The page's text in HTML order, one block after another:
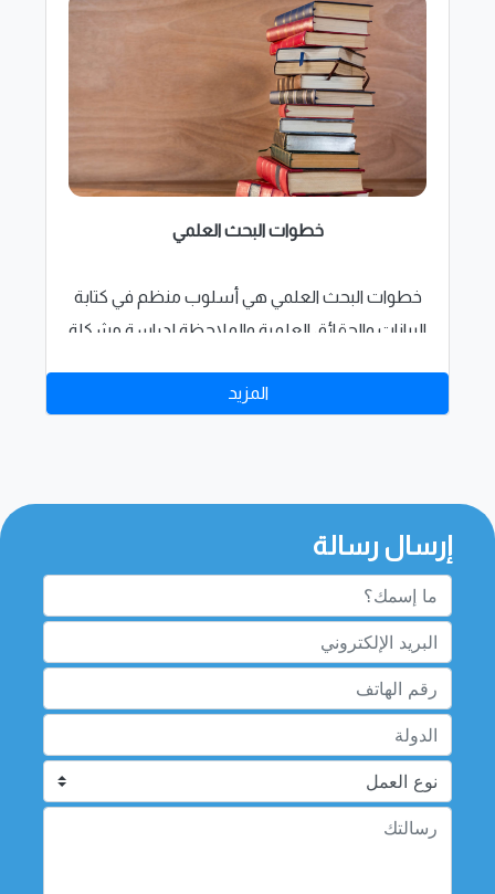
خطوات البحث العلمي
خطوات البحث العلمي هي أسلوب منظم في كتابة
البيانات والحقائق العلمية والملاحظة لدراسة مشكلة
بحث علمي جيد
المزيد
إرسال رسالة